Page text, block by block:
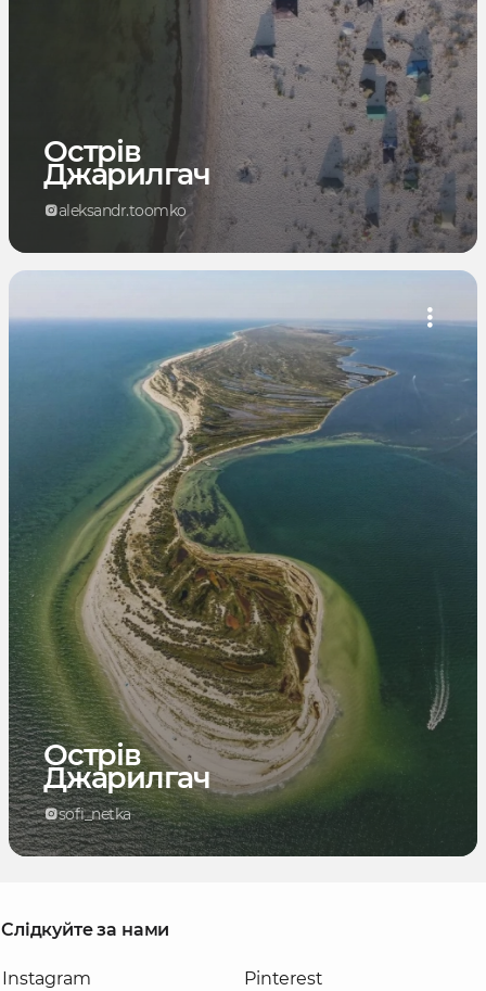
Острів
Джарилгач
aleksandr.toomko
Острів
Джарилгач
sofi_netka
Слідкуйте за нами
Instagram
Pinterest